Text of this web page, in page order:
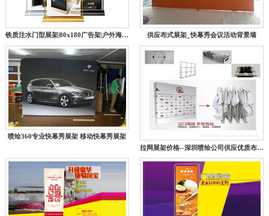
铁质注水门型展架|80x180广告架|户外海报架挂画架|易拉宝X展示架 供应布式展架_快幕秀会议活动背景墙
喷绘360专业快幕秀展架 移动快幕秀展架
拉网展架价格--深圳喷绘公司供应优质布拉网展架